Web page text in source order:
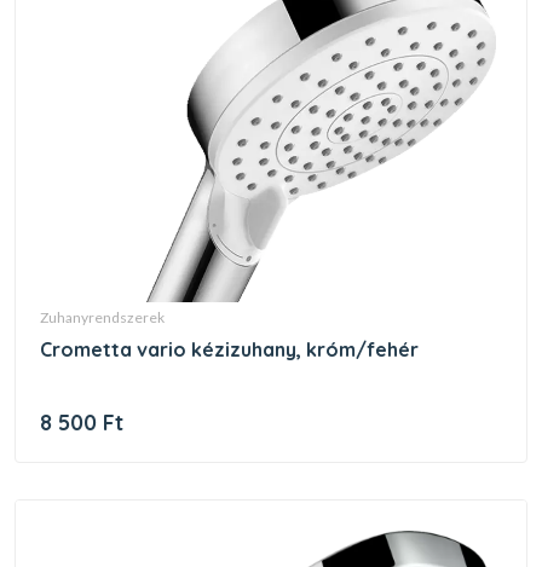
zuhanyrendszerek
crometta vario kézizuhany, króm/fehér
8 500 Ft